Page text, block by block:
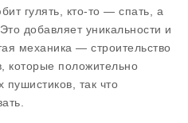
гулять, кто-то — спать, а
добавляет уникальности и
механика — строительство
которые положительно
так что